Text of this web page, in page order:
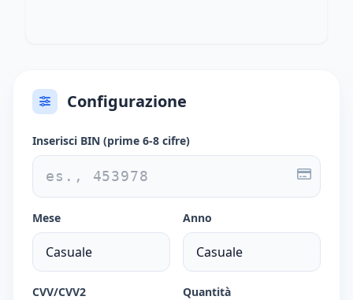
Configurazione
Inserisci BIN (prime 6-8 cifre)
Mese Anno
CVV/CVV2 Quantità